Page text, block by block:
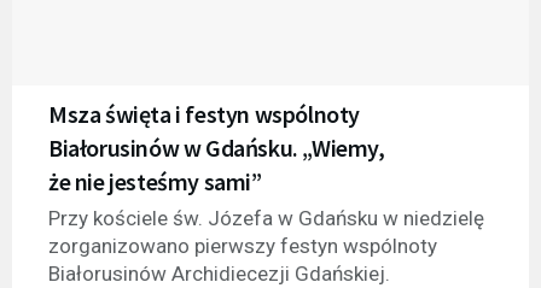
Msza święta i festyn wspólnoty
Białorusinów w Gdańsku. „Wiemy,
że nie jesteśmy sami”
Przy kościele św. Józefa w Gdańsku w niedzielę
zorganizowano pierwszy festyn wspólnoty
Białorusinów Archidiecezji Gdańskiej.